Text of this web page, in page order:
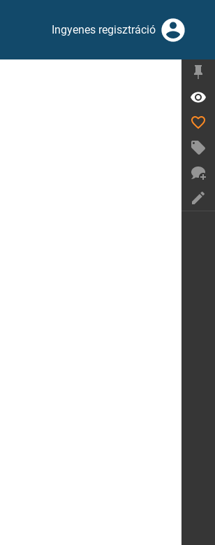
Ingyenes regisztráció